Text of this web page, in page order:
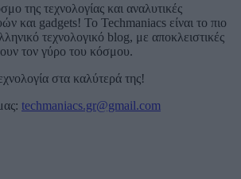
της τεχνολογίας και αναλυτικές
και gadgets! Το Techmaniacs είναι το πιο
τεχνολογικό blog, με αποκλειστικές
τον γύρο του κόσμου.
στα καλύτερά της!
techmaniacs.gr@gmail.com